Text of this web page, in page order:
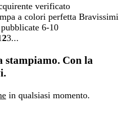
verificato
a colori perfetta Bravissimi
6-10
Vai
pagina
2Vai
pagina
3
stampiamo. Con la
in qualsiasi momento.